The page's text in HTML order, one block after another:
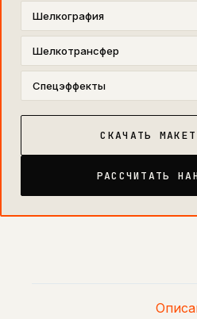
Шелкография
Шелкотрансфер
Спецэффекты
СКАЧАТЬ
РАССЧИТАТЬ